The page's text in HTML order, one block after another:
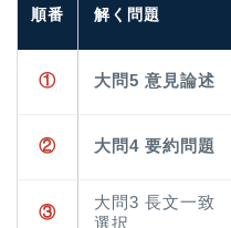
順番 解く問題
① 大問5 意見論述
② 大問4 要約問題
③
大問3 長文一致
選択